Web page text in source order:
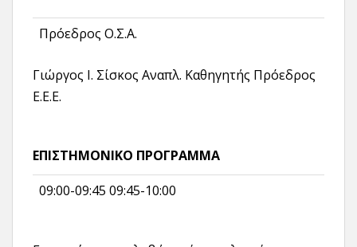
Πρόεδρος Ο.Σ.Α.
Γιώργος Ι. Σίσκος Αναπλ. Καθηγητής Πρόεδρος
Ε.Ε.Ε.
ΕΠΙΣΤΗΜΟΝΙΚΟ ΠΡΟΓΡΑΜΜΑ
09:00-09:45 09:45-10:00